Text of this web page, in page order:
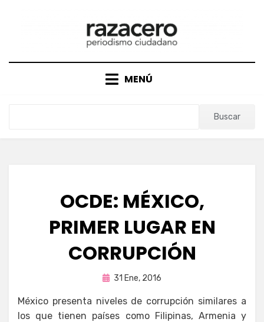
MENÚ
Buscar
OCDE: MÉXICO,
PRIMER LUGAR EN
CORRUPCIÓN
porEnrique
Publicada
31 Ene, 2016
México presenta niveles de corrupción similares a
los que tienen países como Filipinas, Armenia y